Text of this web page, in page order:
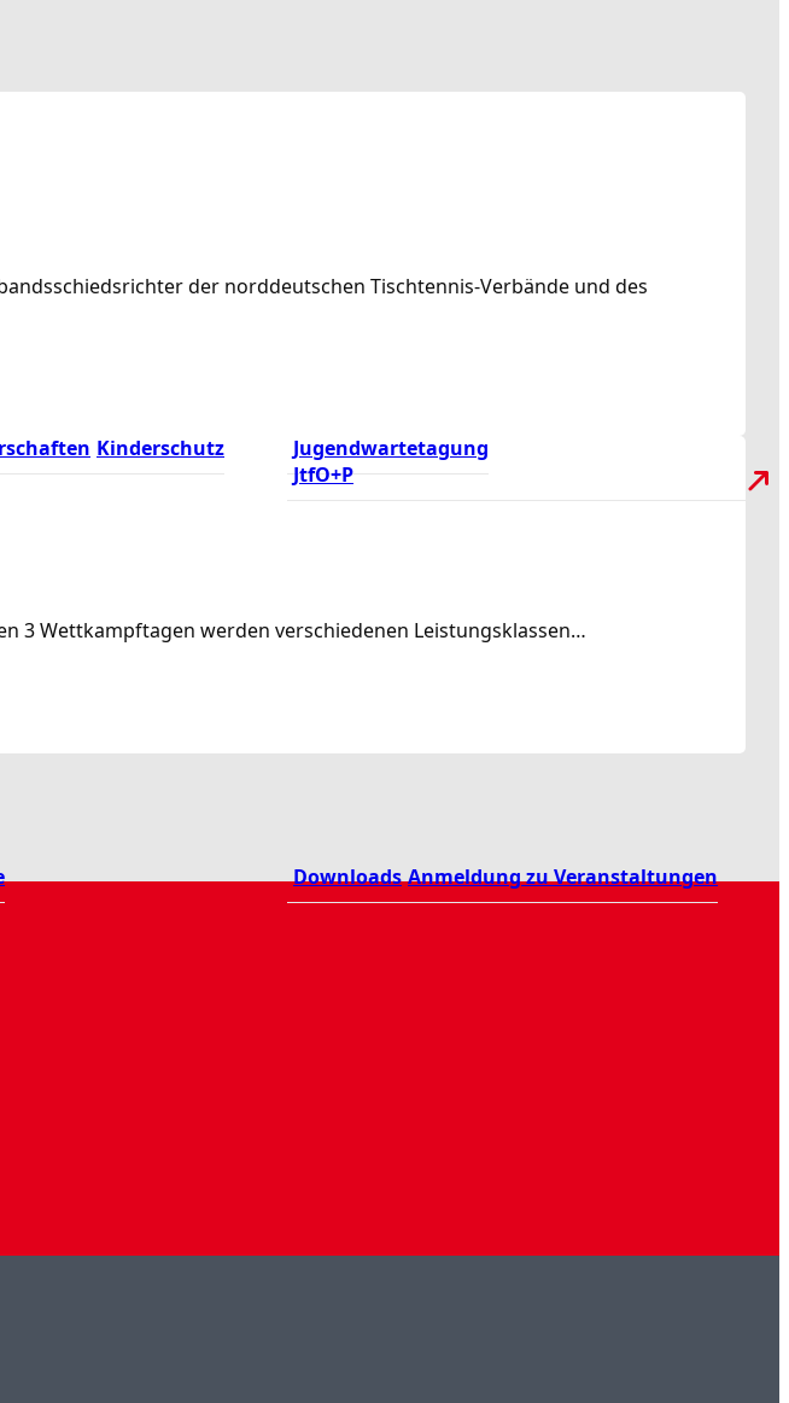
Kinderschutz
Jugendwartetagung
JtfO+P
Downloads Anmeldung zu Veranstaltungen
der norddeutschen Tischtennis-Verbände und des
3 Wettkampftagen werden verschiedenen Leistungsklassen…